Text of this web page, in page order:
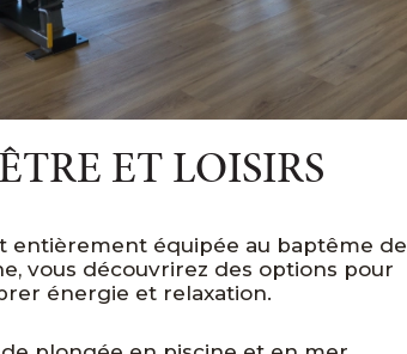
ET LOISIRS
entièrement équipée au baptême de
vous découvrirez des options pour
énergie et relaxation.